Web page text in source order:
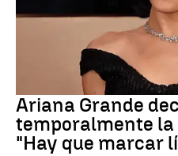
Ariana Grande
temporalmente
"Hay que marcar